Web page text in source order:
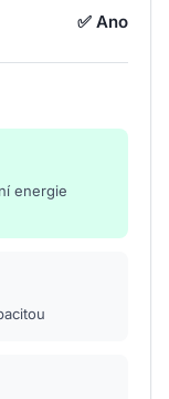
✅ Ano
energie